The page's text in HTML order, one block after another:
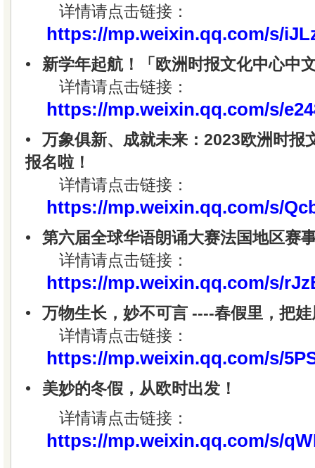
详情请点击链接：
https://mp.weixin.qq.com/s/
•
新学年起航！「欧洲时报文化中心中
详情请点击链接：
https://mp.weixin.qq.com/s/
•
万象俱新、成就未来：2023欧洲时报
报名啦！
详情请点击链接：
https://mp.weixin.qq.com/s/
•
第六届全球华语朗诵大赛法国地区赛
详情请点击链接：
https://mp.weixin.qq.com/s/
•
万物生长，妙不可言 ----春假里，把
详情请点击链接：
https://mp.weixin.qq.com/s/
•
美妙的冬假，从欧时出发！
详情请点击链接：
https://mp.weixin.qq.com/s/